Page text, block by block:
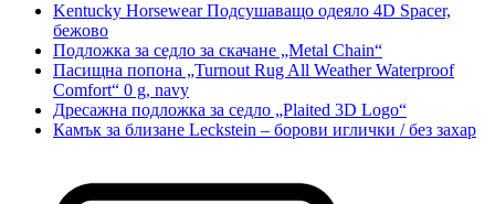
Kentucky Horsewear Подсушаващо одеяло 4D Spacer,
бежово
Подложка за седло за скачане „Metal Chain“
Пасищна попона „Turnout Rug All Weather Waterproof
Comfort“ 0 g, navy
Дресажна подложка за седло „Plaited 3D Logo“
Камък за близане Leckstein – борови иглички / без захар